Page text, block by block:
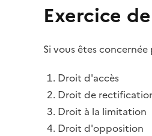
Exercice
Si vous êtes
Droit d'accès
Droit de
Droit à la limitation
Droit d'opposition